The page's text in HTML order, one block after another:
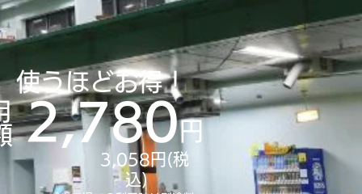
使うほどお得！
2,780円
3,058円(税
込)